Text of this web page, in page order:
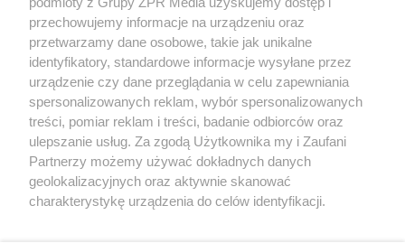
przechowujemy informacje na urządzeniu oraz
przetwarzamy dane osobowe, takie jak unikalne
identyfikatory, standardowe informacje wysyłane przez
urządzenie czy dane przeglądania w celu zapewniania
spersonalizowanych reklam, wybór spersonalizowanych
treści, pomiar reklam i treści, badanie odbiorców oraz
ulepszanie usług. Za zgodą Użytkownika my i Zaufani
Partnerzy możemy używać dokładnych danych
geolokalizacyjnych oraz aktywnie skanować
charakterystykę urządzenia do celów identyfikacji.